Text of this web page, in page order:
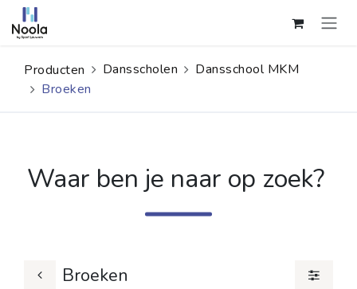
Overslaan naar inhoud
Producten Dansscholen
Dansschool MKM
Broeken
Waar ben je naar op zoek?
Broeken